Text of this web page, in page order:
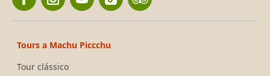
Tours a Machu Piccchu
Tour clássico